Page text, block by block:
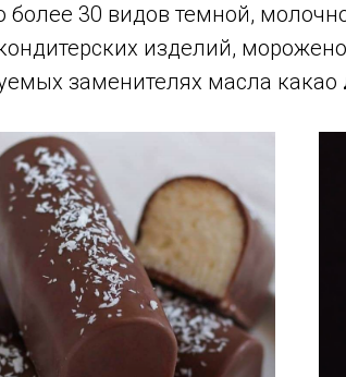
более 30 видов темной,
изделий,
заменителях масла какао